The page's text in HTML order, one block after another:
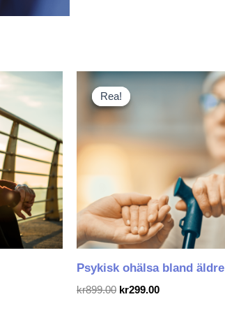
Rea!
Rea!
Psykisk ohälsa bland äldre
kr899.00
Det
ursprungliga
priset
kr299.00
Det
nuvarande